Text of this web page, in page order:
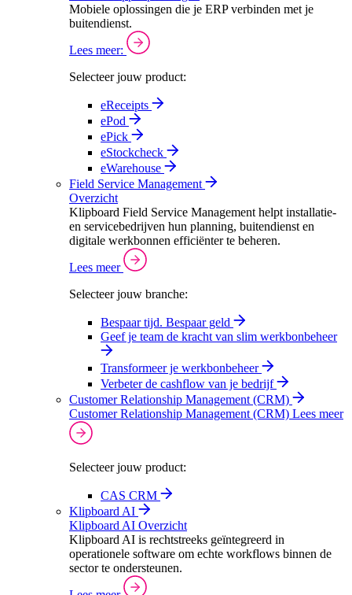
Mobiele oplossingen die je ERP verbinden met je
buitendienst.
Lees meer:
Selecteer jouw product:
eReceipts
ePod
ePick
eStockcheck
eWarehouse
Field Service Management
Overzicht
Klipboard Field Service Management helpt installatie-
en servicebedrijven hun planning, buitendienst en
digitale werkbonnen efficiënter te beheren.
Lees meer
Selecteer jouw branche:
Bespaar tijd. Bespaar geld
Geef je team de kracht van slim werkbonbeheer
Transformeer je werkbonbeheer
Verbeter de cashflow van je bedrijf
Customer Relationship Management (CRM)
Customer Relationship Management (CRM) Lees meer
Selecteer jouw product:
CAS CRM
Klipboard AI
Klipboard AI Overzicht
Klipboard AI is rechtstreeks geïntegreerd in
operationele software om echte workflows binnen de
sector te ondersteunen.